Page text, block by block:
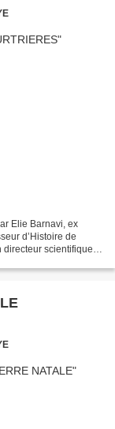
Elie Barnavi, ex
d’Histoire de
directeur scientifique